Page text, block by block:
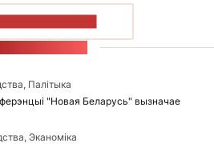
Палітыка
"Новая Беларусь" вызначае
Эканоміка